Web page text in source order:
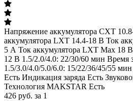
Напряжение аккумулятора CXT
аккумулятора LXT 14.4-18 В Ток
5 А Ток аккумулятора LXT Max 18
12 В 1.5/2.0/4.0: 22/30/60 мин Время
1.5/3.0/4.0/5.0/6.0: 15/22/36/45/55
Есть Индикация заряда Есть
Технология MAKSTAR Есть
426 руб. за 1